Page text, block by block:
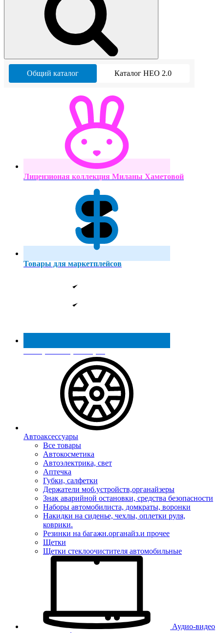
Общий каталог Каталог НЕО 2.0
Лицензионая коллекция Миланы Хаметовой
Товары для маркетплейсов
Реестр МинПромТорга
Автоаксессуары
Все товары
Автокосметика
Автоэлектрика, свет
Аптечка
Губки, салфетки
Держатели моб.устройств,органайзеры
Знак аварийной остановки, средства безопасности
Наборы автомобилиста, домкраты, воронки
Накидки на сиденье, чехлы, оплетки руля,
коврики.
Резинки на багажн.органайз.и прочее
Щетки
Щетки стеклоочистителя автомобильные
Аудио-видео